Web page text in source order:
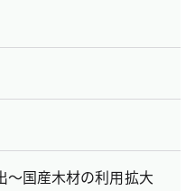
～国産木材の利用拡大